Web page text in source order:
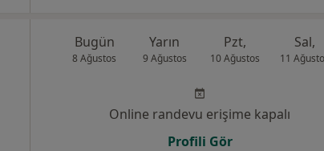
Bugün
8 Ağustos
Yarın
9 Ağustos
Pzt,
10 Ağustos
Sal,
11
Online randevu erişime kapalı
Profili Gör